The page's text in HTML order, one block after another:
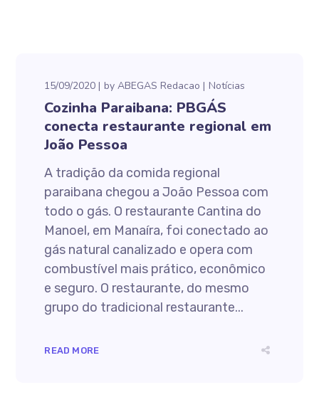
15/09/2020 byABEGAS Redacao Notícias
Cozinha Paraibana: PBGÁS
conecta restaurante regional em
João Pessoa
A tradição da comida regional
paraibana chegou a João Pessoa com
todo o gás. O restaurante Cantina do
Manoel, em Manaíra, foi conectado ao
gás natural canalizado e opera com
combustível mais prático, econômico
e seguro. O restaurante, do mesmo
grupo do tradicional restaurante...
READ MORE